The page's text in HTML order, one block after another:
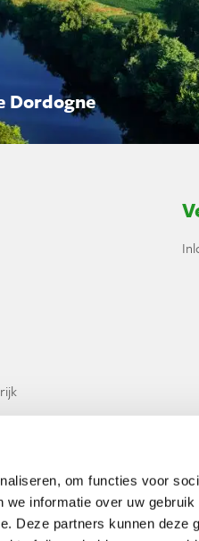
om functies voor
informatie over uw
Deze partners kunnen deze
Dordogne